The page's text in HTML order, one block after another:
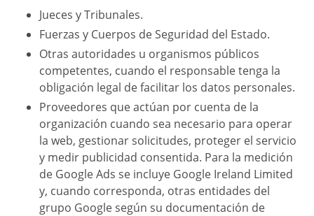
Jueces y Tribunales.
Fuerzas y Cuerpos de Seguridad del Estado.
Otras autoridades u organismos públicos
competentes, cuando el responsable tenga la
obligación legal de facilitar los datos personales.
Proveedores que actúan por cuenta de la
organización cuando sea necesario para operar
la web, gestionar solicitudes, proteger el servicio
y medir publicidad consentida. Para la medición
de Google Ads se incluye Google Ireland Limited
y, cuando corresponda, otras entidades del
grupo Google según su documentación de